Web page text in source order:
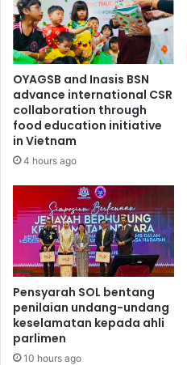
OYAGSB and Inasis BSN
advance international CSR
collaboration through
food education initiative
in Vietnam
4 hours ago
Pensyarah SOL bentang
penilaian undang-undang
keselamatan kepada ahli
parlimen
10 hours ago